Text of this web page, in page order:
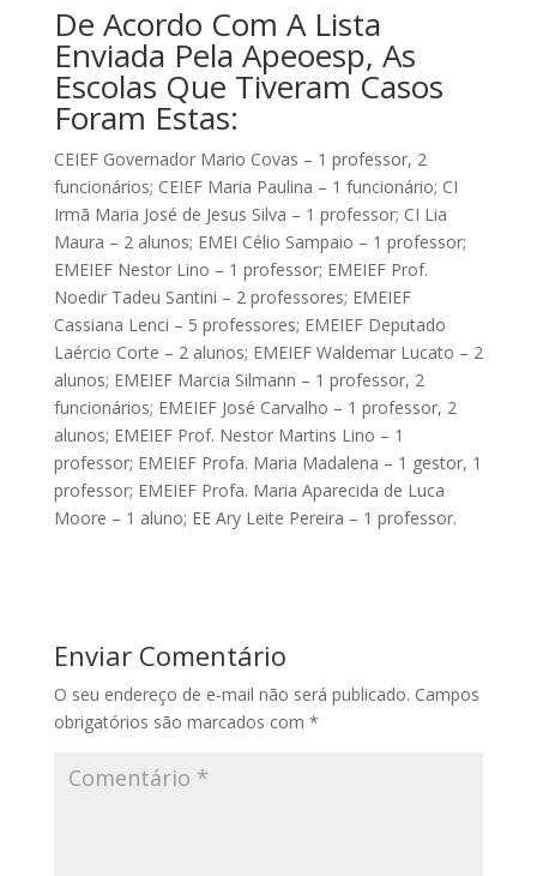
De Acordo Com A Lista
Enviada Pela Apeoesp, As
Escolas Que Tiveram Casos
Foram Estas:
CEIEF Governador Mario Covas – 1 professor, 2
funcionários; CEIEF Maria Paulina – 1 funcionário; CI
Irmã Maria José de Jesus Silva – 1 professor; CI Lia
Maura – 2 alunos; EMEI Célio Sampaio – 1 professor;
EMEIEF Nestor Lino – 1 professor; EMEIEF Prof.
Noedir Tadeu Santini – 2 professores; EMEIEF
Cassiana Lenci – 5 professores; EMEIEF Deputado
Laércio Corte – 2 alunos; EMEIEF Waldemar Lucato – 2
alunos; EMEIEF Marcia Silmann – 1 professor, 2
funcionários; EMEIEF José Carvalho – 1 professor, 2
alunos; EMEIEF Prof. Nestor Martins Lino – 1
professor; EMEIEF Profa. Maria Madalena – 1 gestor, 1
professor; EMEIEF Profa. Maria Aparecida de Luca
Moore – 1 aluno; EE Ary Leite Pereira – 1 professor.
Enviar Comentário
O seu endereço de e-mail não será publicado. Campos
obrigatórios são marcados com *